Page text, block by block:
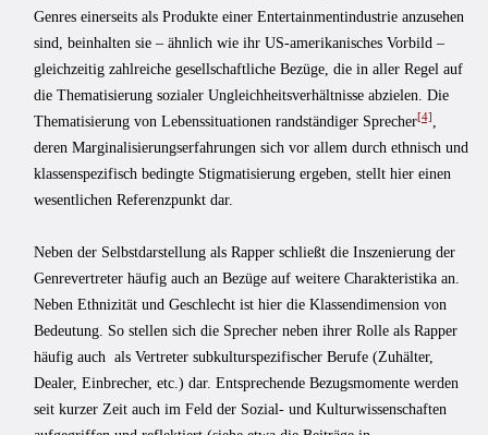
Genres einerseits als Produkte einer Entertainmentindustrie anzusehen
sind, beinhalten sie – ähnlich wie ihr US-amerikanisches Vorbild –
gleichzeitig zahlreiche gesellschaftliche Bezüge, die in aller Regel auf
die Thematisierung sozialer Ungleichheitsverhältnisse abzielen. Die
Thematisierung von Lebenssituationen randständiger Sprecher[4]
deren Marginalisierungserfahrungen sich vor allem durch ethnisch und
klassenspezifisch bedingte Stigmatisierung ergeben, stellt hier einen
wesentlichen Referenzpunkt dar.
Neben der Selbstdarstellung als Rapper schließt die Inszenierung der
Genrevertreter häufig auch an Bezüge auf weitere Charakteristika an.
Neben Ethnizität und Geschlecht ist hier die Klassendimension von
Bedeutung. So stellen sich die Sprecher neben ihrer Rolle als Rapper
häufig auch als Vertreter subkulturspezifischer Berufe (Zuhälter,
Dealer, Einbrecher, etc.) dar. Entsprechende Bezugsmomente werden
seit kurzer Zeit auch im Feld der Sozial- und Kulturwissenschaften